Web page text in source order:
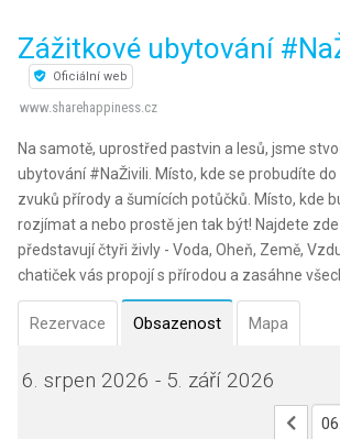
Zážitkové ubytování
Oficiální web
www.sharehappiness.cz
Na samotě, uprostřed pastvin a lesů, jsme
ubytování #NaŽivili. Místo, kde se probudíte
zvuků přírody a šumících potůčků. Místo, kde
rozjímat a nebo prostě jen tak být! Najdete
představují čtyři živly - Voda, Oheň, Země,
chatiček vás propojí s přírodou a zasáhne
Rezervace Obsazenost Mapa
6. srpen 2026 - 5. září 2026